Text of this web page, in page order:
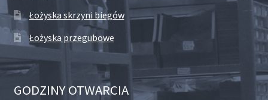
Łożyska skrzyni biegów
Łożyska przegubowe
GODZINY OTWARCIA